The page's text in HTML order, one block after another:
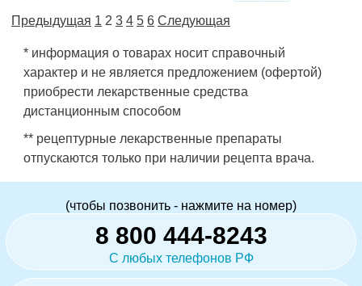
Предыдущая 1 2 3 4 5 6 Следующая
* информация о товарах носит справочный
характер и не является предложением (офертой)
приобрести лекарственные средства
дистанционным способом
** рецептурные лекарственные препараты
отпускаются только при наличии рецепта врача.
(чтобы позвонить - нажмите на номер)
8 800 444-8243
С любых телефонов РФ